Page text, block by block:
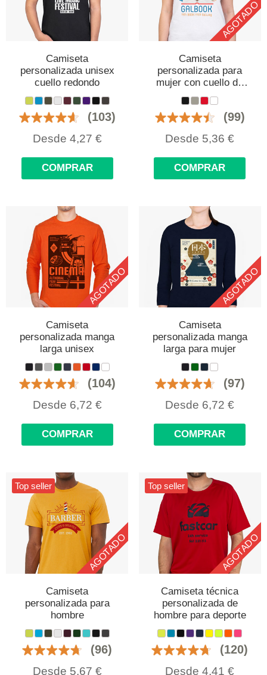
Camiseta
personalizada unisex
cuello redondo
(103)
Desde 4,27 €
COMPRAR
AGOTADO
Camiseta
personalizada para
mujer con cuello de
pico
(99)
Desde 5,36 €
COMPRAR
AGOTADO
Camiseta
personalizada manga
larga unisex
(104)
Desde 6,72 €
COMPRAR
AGOTADO
Camiseta
personalizada manga
larga para mujer
(97)
Desde 6,72 €
COMPRAR
Top seller
AGOTADO
Camiseta
personalizada para
hombre
(96)
Desde 5,67 €
Top seller
AGOTADO
Camiseta técnica
personalizada de
hombre para deporte
(120)
Desde4,41 €